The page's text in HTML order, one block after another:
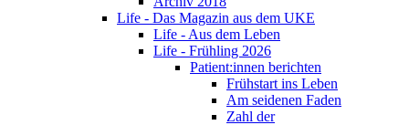
Life - Das Magazin aus dem UKE
Life - Aus dem Leben
Life - Frühling 2026
Patient:innen berichten
Frühstart ins Leben
Am seidenen Faden
Zahl der